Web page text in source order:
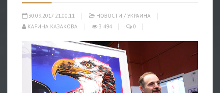
30.09.2017 21:00:11 НОВОСТИ / УКРАИНА
КАРИНА КАЗАКОВА
3 494 0